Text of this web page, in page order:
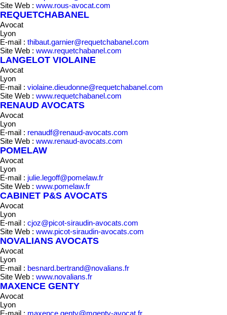
Site Web : www.rous-avocat.com
REQUETCHABANEL
Avocat
Lyon
E-mail : thibaut.garnier@requetchabanel.com
Site Web : www.requetchabanel.com
LANGELOT VIOLAINE
Avocat
Lyon
E-mail : violaine.dieudonne@requetchabanel.com
Site Web : www.requetchabanel.com
RENAUD AVOCATS
Avocat
Lyon
E-mail : renaudf@renaud-avocats.com
Site Web : www.renaud-avocats.com
POMELAW
Avocat
Lyon
E-mail : julie.legoff@pomelaw.fr
Site Web : www.pomelaw.fr
CABINET P&S AVOCATS
Avocat
Lyon
E-mail : cjoz@picot-siraudin-avocats.com
Site Web : www.picot-siraudin-avocats.com
NOVALIANS AVOCATS
Avocat
Lyon
E-mail : besnard.bertrand@novalians.fr
Site Web : www.novalians.fr
MAXENCE GENTY
Avocat
Lyon
E-mail : maxence.genty@mgenty-avocat.fr